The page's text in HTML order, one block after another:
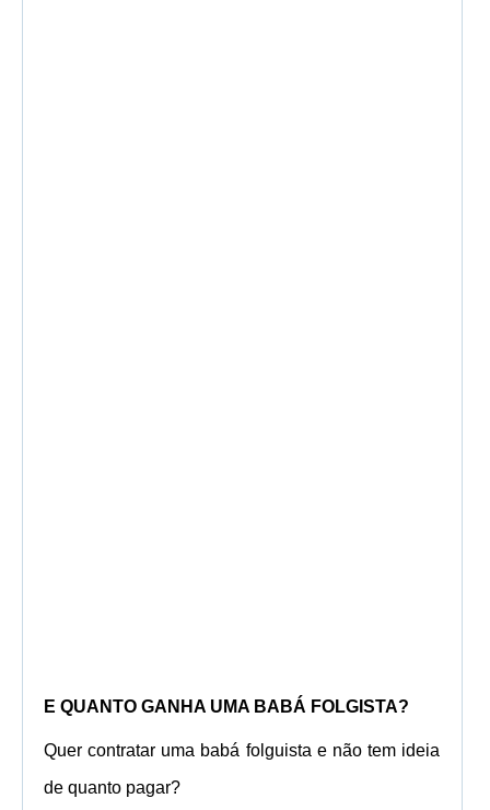
E QUANTO GANHA UMA BABÁ FOLGISTA?
Quer contratar uma babá folguista e não tem ideia
de quanto pagar?